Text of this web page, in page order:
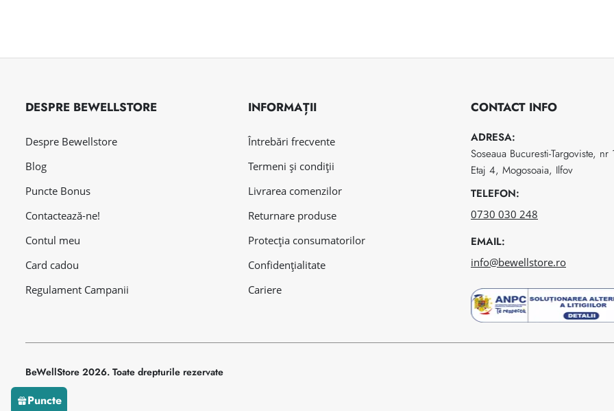
DESPRE BEWELLSTORE
Despre Bewellstore
Blog
Puncte Bonus
Contactează-ne!
Contul meu
Card cadou
Regulament Campanii
INFORMAȚII
Întrebări frecvente
Termeni și condiții
Livrarea comenzilor
Returnare produse
Protecția consumatorilor
Confidențialitate
Cariere
CONTACT INFO
ADRESA:
Soseaua Bucuresti-Targoviste,
Etaj 4, Mogosoaia, Ilfov
TELEFON:
0730 030 248
EMAIL:
info@bewellstore.ro
BeWellStore 2026. Toate drepturile rezervate
Puncte